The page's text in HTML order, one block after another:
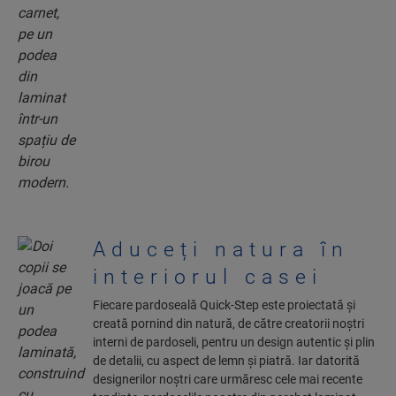
Aduceți natura în
interiorul casei
Fiecare pardoseală Quick-Step este proiectată și
creată pornind din natură, de către creatorii noștri
interni de pardoseli, pentru un design autentic și plin
de detalii, cu aspect de lemn și piatră. Iar datorită
designerilor noștri care urmăresc cele mai recente